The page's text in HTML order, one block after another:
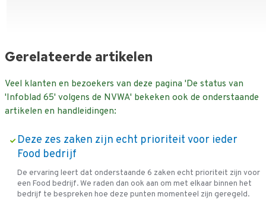
Gerelateerde artikelen
Veel klanten en bezoekers van deze pagina 'De status van
'Infoblad 65' volgens de NVWA' bekeken ook de onderstaande
artikelen en handleidingen:
Deze zes zaken zijn echt prioriteit voor ieder
Food bedrijf
De ervaring leert dat onderstaande 6 zaken echt prioriteit zijn voor
een Food bedrijf. We raden dan ook aan om met elkaar binnen het
bedrijf te bespreken hoe deze punten momenteel zijn geregeld.